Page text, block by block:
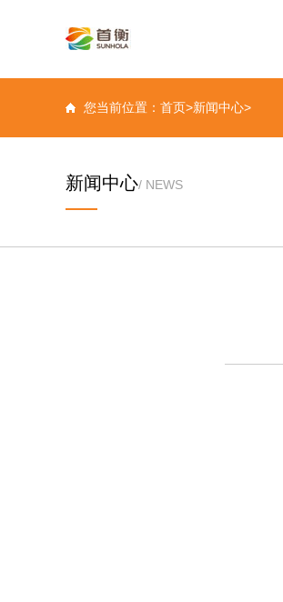
您当前位置：首页>新闻中心>
新闻中心/ NEWS